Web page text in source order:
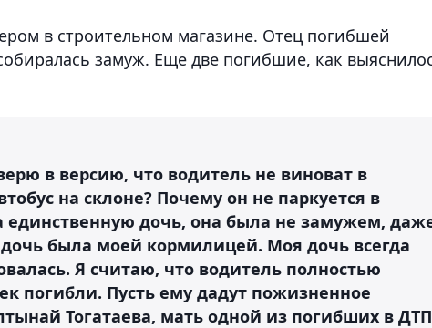
в строительном магазине. Отец погибшей
замуж. Еще две погибшие, как
в версию, что водитель не виноват в
на склоне? Почему он не паркуется в
единственную дочь, она была не замужем,
была моей кормилицей. Моя дочь всегда
Я считаю, что водитель полностью
погибли. Пусть ему дадут пожизненное
Тогатаева, мать одной из погибших в